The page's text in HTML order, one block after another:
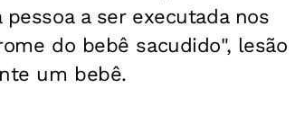
a ser executada nos
do bebê sacudido", lesão
um bebê.